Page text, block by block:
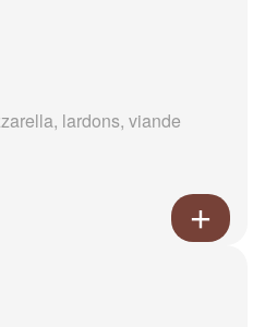
lardons, viande